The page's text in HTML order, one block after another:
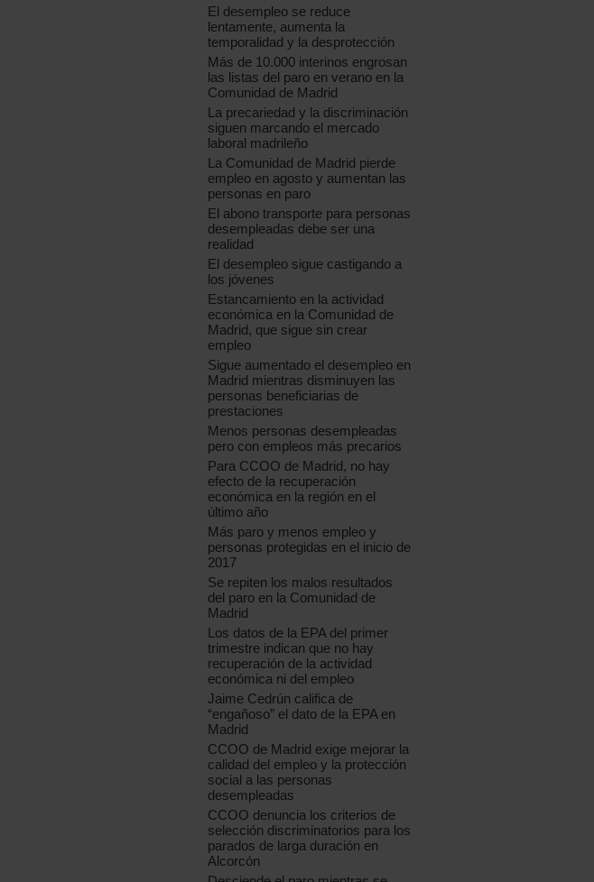
El desempleo se reduce
lentamente, aumenta la
temporalidad y la desprotección
Más de 10.000 interinos engrosan
las listas del paro en verano en la
Comunidad de Madrid
La precariedad y la discriminación
siguen marcando el mercado
laboral madrileño
La Comunidad de Madrid pierde
empleo en agosto y aumentan las
personas en paro
El abono transporte para personas
desempleadas debe ser una
realidad
El desempleo sigue castigando a
los jóvenes
Estancamiento en la actividad
económica en la Comunidad de
Madrid, que sigue sin crear
empleo
Sigue aumentado el desempleo en
Madrid mientras disminuyen las
personas beneficiarias de
prestaciones
Menos personas desempleadas
pero con empleos más precarios
Para CCOO de Madrid, no hay
efecto de la recuperación
económica en la región en el
último año
Más paro y menos empleo y
personas protegidas en el inicio de
2017
Se repiten los malos resultados
del paro en la Comunidad de
Madrid
Los datos de la EPA del primer
trimestre indican que no hay
recuperación de la actividad
económica ni del empleo
Jaime Cedrún califica de
“engañoso” el dato de la EPA en
Madrid
CCOO de Madrid exige mejorar la
calidad del empleo y la protección
social a las personas
desempleadas
CCOO denuncia los criterios de
selección discriminatorios para los
parados de larga duración en
Alcorcón